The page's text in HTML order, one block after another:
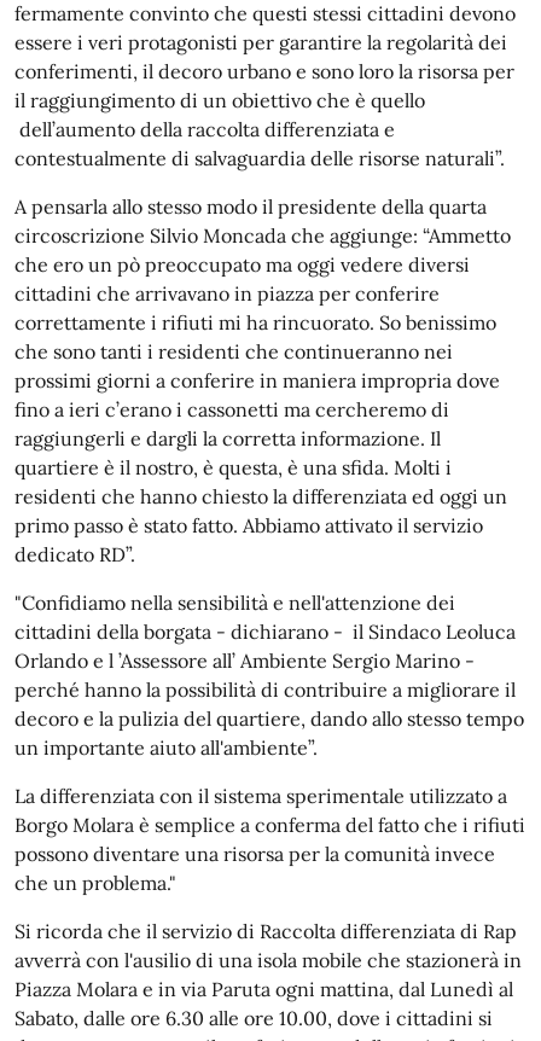
fermamente convinto che questi stessi cittadini devono
essere i veri protagonisti per garantire la regolarità dei
conferimenti, il decoro urbano e sono loro la risorsa per
il raggiungimento di un obiettivo che è quello
dell’aumento della raccolta differenziata e
contestualmente di salvaguardia delle risorse naturali”.
A pensarla allo stesso modo il presidente della quarta
circoscrizione Silvio Moncada che aggiunge: “Ammetto
che ero un pò preoccupato ma oggi vedere diversi
cittadini che arrivavano in piazza per conferire
correttamente i rifiuti mi ha rincuorato. So benissimo
che sono tanti i residenti che continueranno nei
prossimi giorni a conferire in maniera impropria dove
fino a ieri c’erano i cassonetti ma cercheremo di
raggiungerli e dargli la corretta informazione. Il
quartiere è il nostro, è questa, è una sfida. Molti i
residenti che hanno chiesto la differenziata ed oggi un
primo passo è stato fatto. Abbiamo attivato il servizio
dedicato RD”.
"Confidiamo nella sensibilità e nell'attenzione dei
cittadini della borgata - dichiarano - il Sindaco Leoluca
Orlando e l ’Assessore all’ Ambiente Sergio Marino -
perché hanno la possibilità di contribuire a migliorare il
decoro e la pulizia del quartiere, dando allo stesso tempo
un importante aiuto all'ambiente”.
La differenziata con il sistema sperimentale utilizzato a
Borgo Molara è semplice a conferma del fatto che i rifiuti
possono diventare una risorsa per la comunità invece
che un problema."
Si ricorda che il servizio di Raccolta differenziata di Rap
avverrà con l'ausilio di una isola mobile che stazionerà in
Piazza Molara e in via Paruta ogni mattina, dal Lunedì al
Sabato, dalle ore 6.30 alle ore 10.00, dove i cittadini si